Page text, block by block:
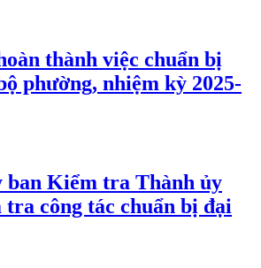
thành việc chuẩn bị
phường, nhiệm kỳ 2025-
ban Kiểm tra Thành ủy
công tác chuẩn bị đại